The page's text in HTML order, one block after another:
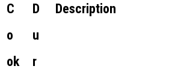
C
o
ok
D
u
r
Description